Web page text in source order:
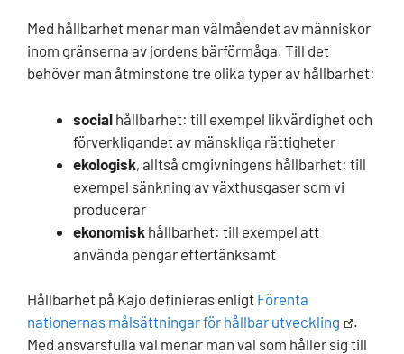
Med hållbarhet menar man välmåendet av människor
inom gränserna av jordens bärförmåga. Till det
behöver man åtminstone tre olika typer av hållbarhet:
social hållbarhet: till exempel likvärdighet och
förverkligandet av mänskliga rättigheter
ekologisk, alltså omgivningens hållbarhet: till
exempel sänkning av växthusgaser som vi
producerar
ekonomisk hållbarhet: till exempel att
använda pengar eftertänksamt
Hållbarhet på Kajo definieras enligt Förenta
nationernas målsättningar för hållbar utveckling
.
Med ansvarsfulla val menar man val som håller sig till